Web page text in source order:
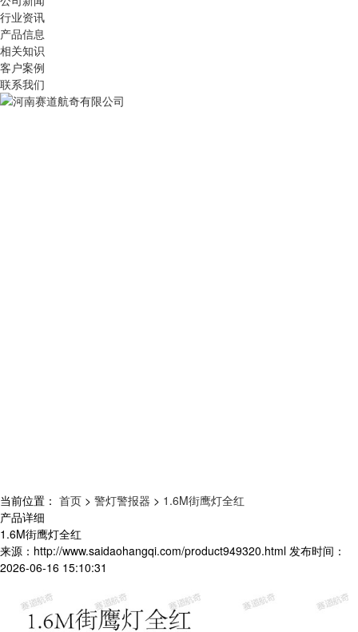
行业资讯
产品信息
相关知识
客户案例
联系我们
当前位置： 首页 > 警灯警报器 > 1.6M街鹰灯全红
产品详细
1.6M街鹰灯全红
来源： http://www.saidaohangqi.com/product949320.html 发布时间：
2026-06-16 15:10:31